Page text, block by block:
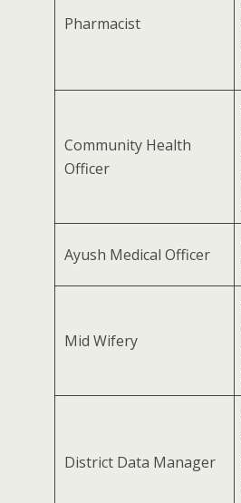
Pharmacist
Community Health
Officer
Ayush Medical Officer
Mid Wifery
District Data Manager